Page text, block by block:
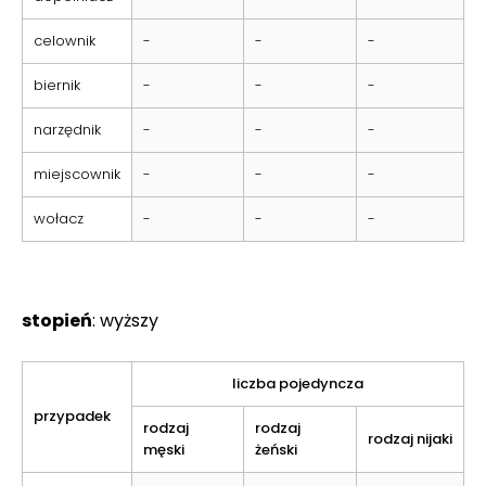
celownik - - -
biernik - - -
narzędnik - - -
miejscownik - - -
wołacz - - -
stopień: wyższy
przypadek
liczba pojedyncza
rodzaj
męski
rodzaj
żeński
rodzaj nijaki